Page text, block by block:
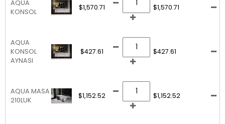
AQUA
KONSOL
$1,570.71 $1,570.71
AQUA
KONSOL
AYNASI
$427.61 $427.61
AQUA MASA
210LUK
$1,152.52 $1,152.52